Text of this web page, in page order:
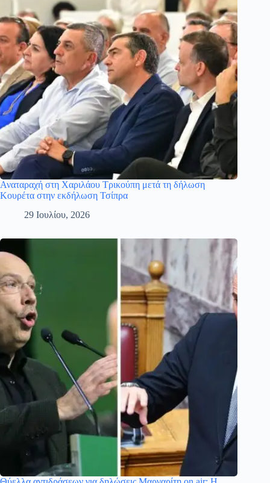
Αναταραχή στη Χαριλάου Τρικούπη μετά τη δήλωση
Κουρέτα στην εκδήλωση Τσίπρα
29 Ιουλίου, 2026